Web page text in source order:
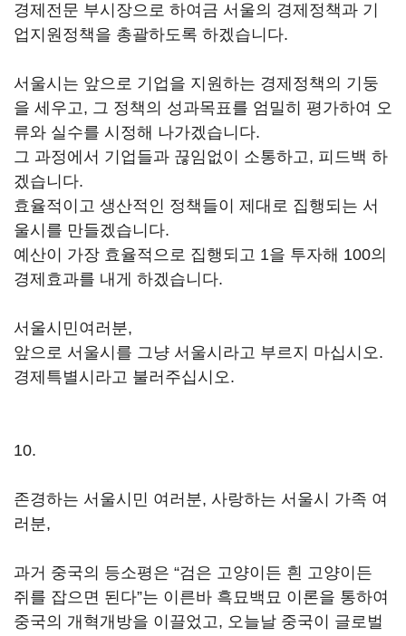
경제전문 부시장으로 하여금 서울의 경제정책과 기
업지원정책을 총괄하도록 하겠습니다.
서울시는 앞으로 기업을 지원하는 경제정책의 기둥
을 세우고, 그 정책의 성과목표를 엄밀히 평가하여 오
류와 실수를 시정해 나가겠습니다.
그 과정에서 기업들과 끊임없이 소통하고, 피드백 하
겠습니다.
효율적이고 생산적인 정책들이 제대로 집행되는 서
울시를 만들겠습니다.
예산이 가장 효율적으로 집행되고 1을 투자해 100의
경제효과를 내게 하겠습니다.
서울시민여러분,
앞으로 서울시를 그냥 서울시라고 부르지 마십시오.
경제특별시라고 불러주십시오.
10.
존경하는 서울시민 여러분, 사랑하는 서울시 가족 여
러분,
과거 중국의 등소평은 “검은 고양이든 흰 고양이든
쥐를 잡으면 된다”는 이른바 흑묘백묘 이론을 통하여
중국의 개혁개방을 이끌었고, 오늘날 중국이 글로벌